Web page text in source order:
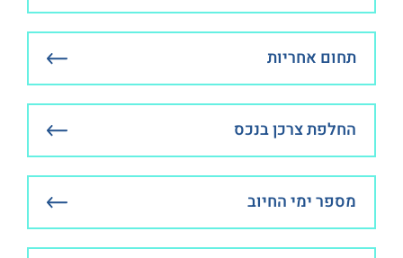
תחום אחריות
החלפת צרכן בנכס
מספר ימי החיוב